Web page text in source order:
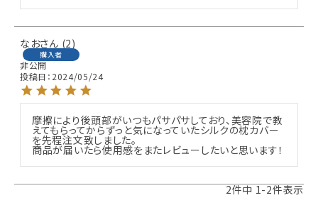
なお 2
購入者
非公開
投稿日 2024/05/24
摩擦により後頭部がいつもパサパサしており、美容院で教
えてもらってからずっと気になっていたシルクの枕カバー
を先程注文致しました。
商品が届いたら使用感をまたレビューしたいと思います！
2件中 1-2件表示